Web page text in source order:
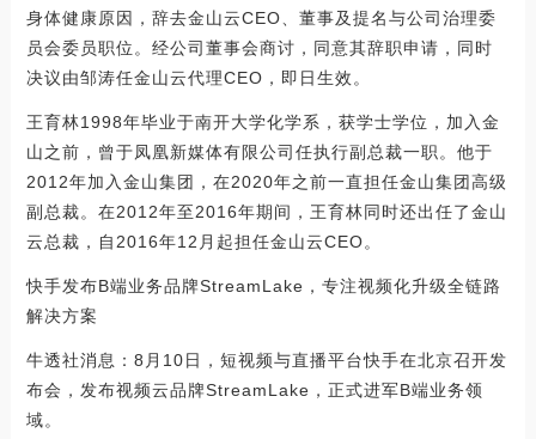
身体健康原因，辞去金山云CEO、董事及提名与公司治理委
员会委员职位。经公司董事会商讨，同意其辞职申请，同时
决议由邹涛任金山云代理CEO，即日生效。
王育林1998年毕业于南开大学化学系，获学士学位，加入金
山之前，曾于凤凰新媒体有限公司任执行副总裁一职。他于
2012年加入金山集团，在2020年之前一直担任金山集团高级
副总裁。在2012年至2016年期间，王育林同时还出任了金山
云总裁，自2016年12月起担任金山云CEO。
快手发布B端业务品牌StreamLake，专注视频化升级全链路
解决方案
牛透社消息：8月10日，短视频与直播平台快手在北京召开发
布会，发布视频云品牌StreamLake，正式进军B端业务领
域。